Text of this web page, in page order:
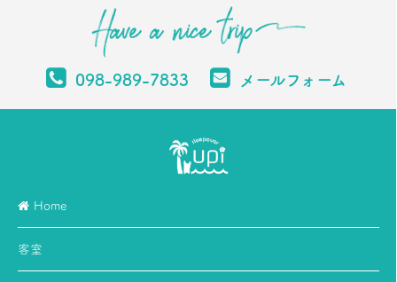
098-989-7833 メールフォーム
Home
客室